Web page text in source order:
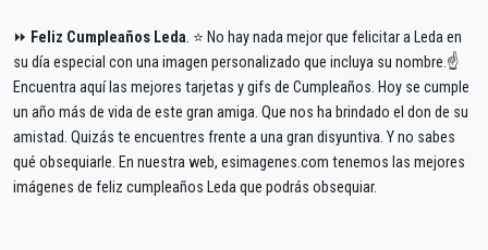
⏩ Feliz Cumpleaños Leda. ⭐ No hay nada mejor que felicitar a Leda en
su día especial con una imagen personalizado que incluya su nombre.☝
Encuentra aquí las mejores tarjetas y gifs de Cumpleaños. Hoy se cumple
un año más de vida de este gran amiga. Que nos ha brindado el don de su
amistad. Quizás te encuentres frente a una gran disyuntiva. Y no sabes
qué obsequiarle. En nuestra web, esimagenes.com tenemos las mejores
imágenes de feliz cumpleaños Leda que podrás obsequiar.